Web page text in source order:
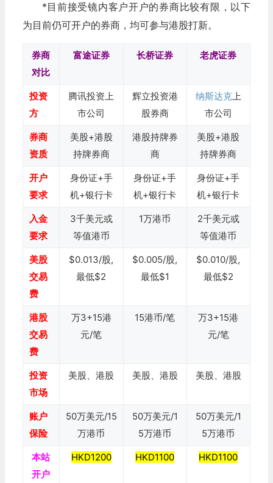
*目前接受镜内客户开户的券商比较有限，以下
为目前仍可开户的券商，均可参与港股打新。
券商
对比
富途证券 长桥证券 老虎证券
投资
方
腾讯投资上
市公司
辉立投资港
股券商
纳斯达克上
市公司
券商
资质
美股+港股
持牌券商
港股持牌券
商
美股+港股
持牌券商
开户
要求
身份证+手
机+银行卡
身份证+手
机+银行卡
身份证+手
机+银行卡
入金
要求
3千美元或
等值港币
1万港币
2千美元或
等值港币
美股
交易
费
$0.013/股,
最低$2
$0.005/股,
最低$1
$0.010/股,
最低$2
港股
交易
费
万3+15港
元/笔
15港币/笔
万3+15港
元/笔
投资
市场
美股、港股 美股、港股 美股、港股
账户
保险
50万美元/15
万港币
50万美元/1
5万港币
50万美元/1
5万港币
本站
开户
HKD1200 HKD1100 HKD1100